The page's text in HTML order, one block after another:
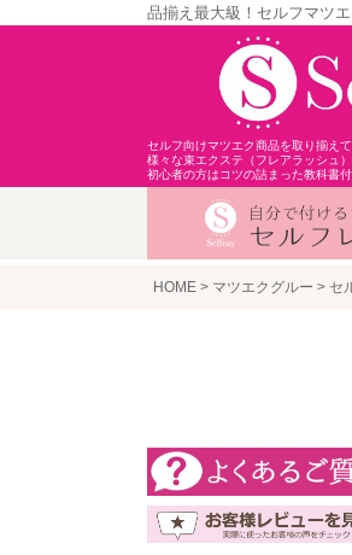
品揃え最大級！セルフマツ
セルフ向けマツエク商品を取り揃えて
様々な束エクステ（フレアラッシュ
初心者の方はコツの詰まった教科書
HOME マツエクグルー セ